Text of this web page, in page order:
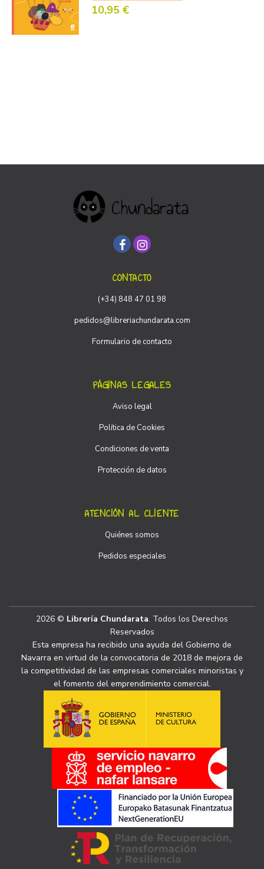
10,95 €
CONTACTO
(+34) 848 47 01 98
pedidos@libreriachundarata.com
Formulario de contacto
PÁGINAS LEGALES
Aviso legal
Política de Cookies
Condiciones de venta
Protección de datos
ATENCIÓN AL CLIENTE
Quiénes somos
Pedidos especiales
2026 © Librería Chundarata. Todos los Derechos
Reservados
Esta empresa ha recibido una ayuda del Gobierno de
Navarra en virtud de la convocatoria de 2018 de mejora de
la competitividad de las empresas comerciales minoristas y
el fomento del emprendimiento comercial.